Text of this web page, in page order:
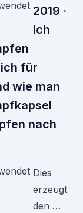
2019 ·
Ich
für
wie man
nach
Dies
erzeugt
den …